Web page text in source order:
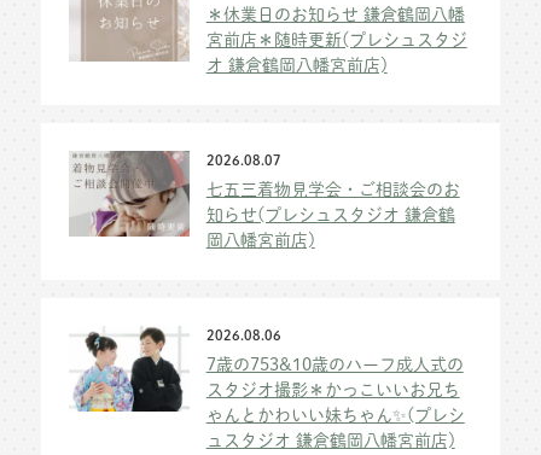
＊休業日のお知らせ 鎌倉鶴岡八幡
宮前店＊随時更新(プレシュスタジ
オ 鎌倉鶴岡八幡宮前店)
2026.08.07
七五三着物見学会・ご相談会のお
知らせ(プレシュスタジオ 鎌倉鶴
岡八幡宮前店)
2026.08.06
7歳の753&10歳のハーフ成人式の
スタジオ撮影＊かっこいいお兄ち
ゃんとかわいい妹ちゃん✨(プレシ
ュスタジオ 鎌倉鶴岡八幡宮前店)